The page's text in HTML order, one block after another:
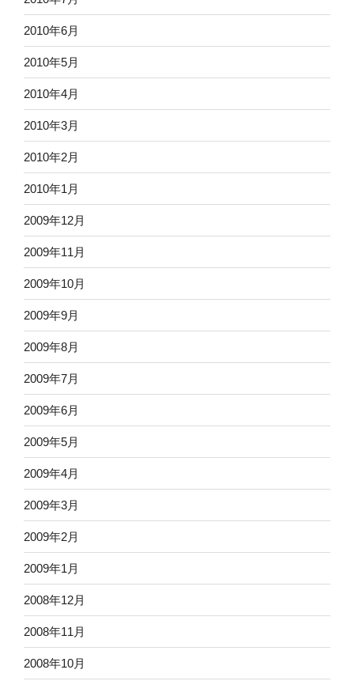
2010年6月
2010年5月
2010年4月
2010年3月
2010年2月
2010年1月
2009年12月
2009年11月
2009年10月
2009年9月
2009年8月
2009年7月
2009年6月
2009年5月
2009年4月
2009年3月
2009年2月
2009年1月
2008年12月
2008年11月
2008年10月